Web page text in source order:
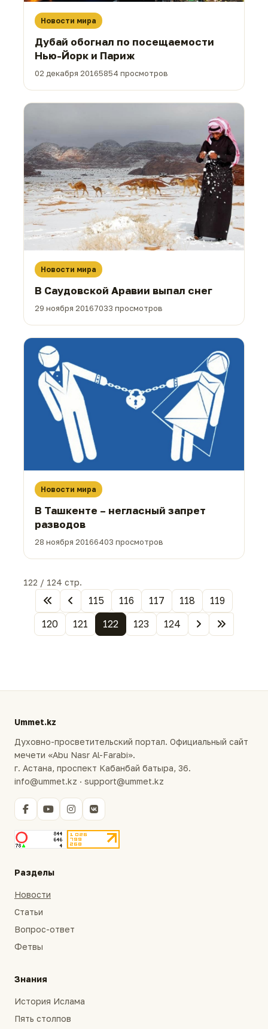
Новости мира
Дубай обогнал по посещаемости
Нью-Йорк и Париж
02 декабря 20165854 просмотров
Новости мира
В Саудовской Аравии выпал снег
29 ноября 20167033 просмотров
Новости мира
В Ташкенте – негласный запрет
разводов
28 ноября 20166403 просмотров
122 / 124 стр.
115 116 117 118
119
120
121 122 123 124
Ummet.kz
Духовно-просветительский портал. Официальный сайт
мечети «Abu Nasr Al-Farabi».
г. Астана, проспект Кабанбай батыра, 36.
info@ummet.kz · support@ummet.kz
Разделы
Новости
Статьи
Вопрос-ответ
Фетвы
Знания
История Ислама
Пять столпов